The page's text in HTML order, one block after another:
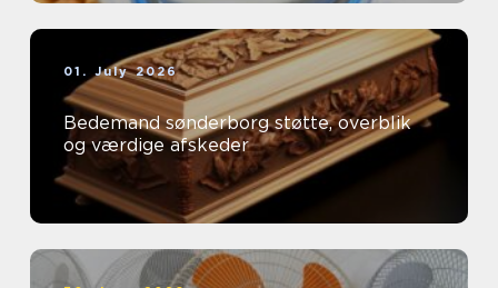
01. July 2026
Bedemand sønderborg støtte, overblik
og værdige afskeder